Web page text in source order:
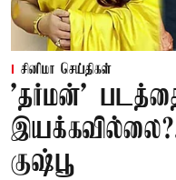
சினிமா செய்திகள்
'தர்மன்' படத்தை
குஷ்பூ